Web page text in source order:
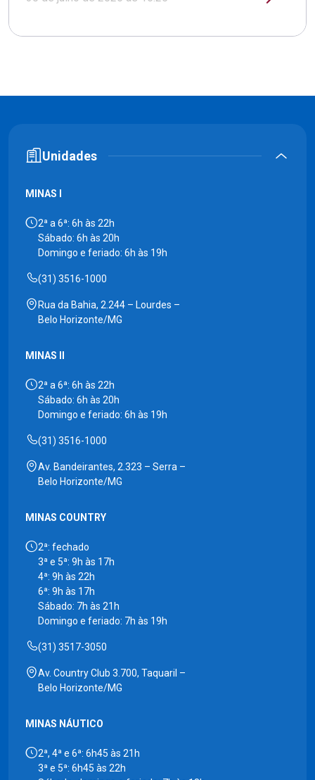
Unidades
MINAS I
2ª a 6ª: 6h às 22h
Sábado: 6h às 20h
Domingo e feriado: 6h às 19h
(31) 3516-1000
Rua da Bahia, 2.244 – Lourdes –
Belo Horizonte/MG
MINAS II
2ª a 6ª: 6h às 22h
Sábado: 6h às 20h
Domingo e feriado: 6h às 19h
(31) 3516-1000
Av. Bandeirantes, 2.323 – Serra –
Belo Horizonte/MG
MINAS COUNTRY
2ª: fechado
3ª e 5ª: 9h às 17h
4ª: 9h às 22h
6ª: 9h às 17h
Sábado: 7h às 21h
Domingo e feriado: 7h às 19h
(31) 3517-3050
Av. Country Club 3.700, Taquaril –
Belo Horizonte/MG
MINAS NÁUTICO
2ª, 4ª e 6ª: 6h45 às 21h
3ª e 5ª: 6h45 às 22h